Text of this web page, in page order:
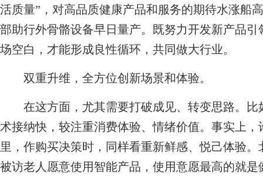
活质量”，对高品质健康产品和服务的期待水涨船
部助行外骨骼设备早日量产。既努力开发新产品
场空白，才能形成良性循环，共同做大行业。
双重升维，全方位创新场景和体验。
在这方面，尤其需要打破成见、转变思路。比
术接纳快，较注重消费体验、情绪价值。事实上
里，作购买决策时，同样看重新鲜感、悦己体验
被访老人愿意使用智能产品，使用意愿最高的就